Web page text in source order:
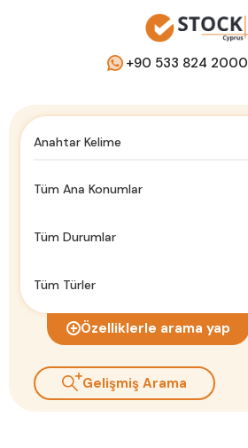
+90 533 824 2000
Tüm Ana Konumlar
Tüm Durumlar
Tüm Türler
Özelliklerle arama yap
Gelişmiş Arama